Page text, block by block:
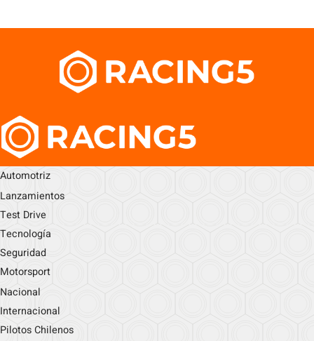
Automotriz
Lanzamientos
Test Drive
Tecnología
Seguridad
Motorsport
Nacional
Internacional
Pilotos Chilenos